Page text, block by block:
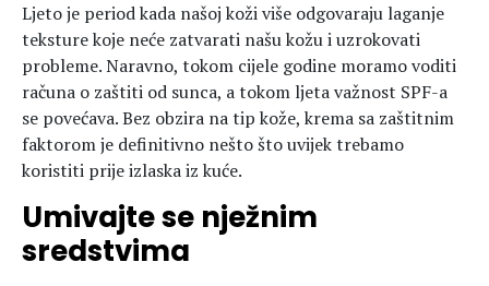
Ljeto je period kada našoj koži više odgovaraju laganje
teksture koje neće zatvarati našu kožu i uzrokovati
probleme. Naravno, tokom cijele godine moramo voditi
računa o zaštiti od sunca, a tokom ljeta važnost SPF-a
se povećava. Bez obzira na tip kože, krema sa zaštitnim
faktorom je definitivno nešto što uvijek trebamo
koristiti prije izlaska iz kuće.
Umivajte se nježnim
sredstvima